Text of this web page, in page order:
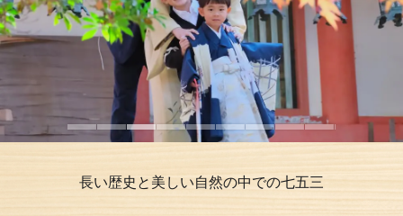
長い歴史と美しい自然の中での七五三